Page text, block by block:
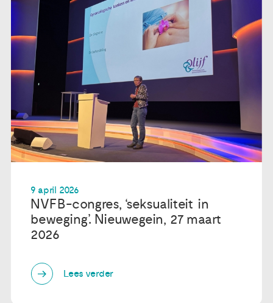
9 april 2026
NVFB-congres, ‘seksualiteit in
beweging’. Nieuwegein, 27 maart
2026
Lees verder